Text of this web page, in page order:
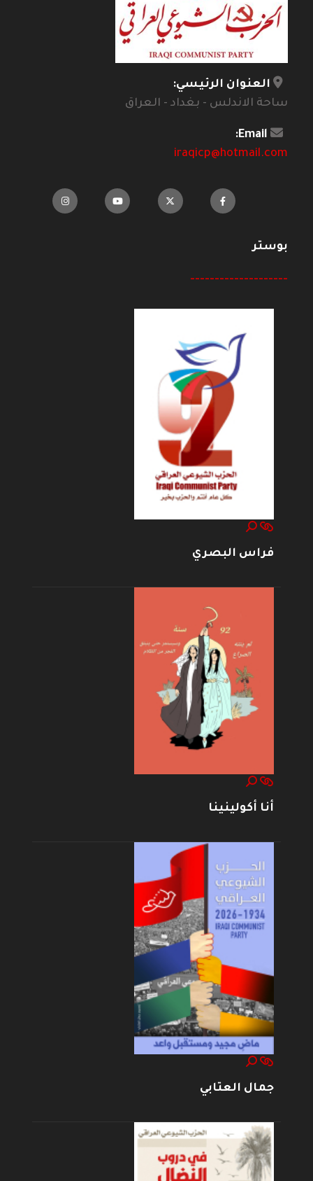
العنوان الرئيسي:
ساحة الاندلس - بغداد - العراق
Email:
iraqicp@hotmail.com
بوستر
--------------------
فراس البصري
أنا أكولينينا
جمال العتابي